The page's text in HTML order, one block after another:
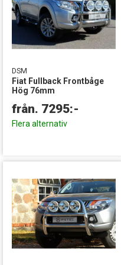
DSM
Fiat Fullback Frontbåge
Hög 76mm
Flera alternativ